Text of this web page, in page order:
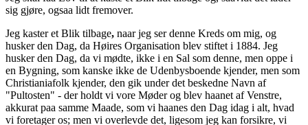
sig gjøre, ogsaa lidt fremover.
Jeg kaster et Blik tilbage, naar jeg ser denne Kreds om mig, og
husker den Dag, da Høires Organisation blev stiftet i 1884. Jeg
husker den Dag, da vi mødte, ikke i en Sal som denne, men oppe i
en Bygning, som kanske ikke de Udenbysboende kjender, men som
Christianiafolk kjender, den gik under det beskedne Navn af
"Pultosten" - der holdt vi vore Møder og blev haanet af Venstre,
akkurat paa samme Maade, som vi haanes den Dag idag i alt, hvad
vi foretager os; men vi overlevde det, ligesom jeg kan forsikre, vi